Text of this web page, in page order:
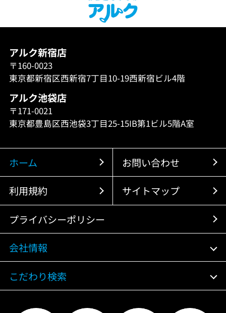
アルク新宿店
〒160-0023
東京都新宿区西新宿7丁目10-19西新宿ビル4階
アルク池袋店
〒171-0021
東京都豊島区西池袋3丁目25-15IB第1ビル5階A室
ホーム お問い合わせ
利用規約 サイトマップ
プライバシーポリシー
会社情報
こだわり検索